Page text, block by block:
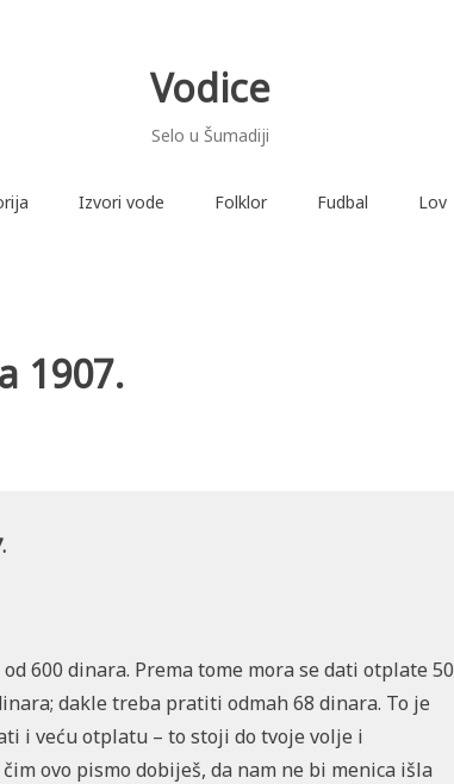
Vodice
Selo u Šumadiji
Izvori vode Folklor Fudbal Lov
1907.
600 dinara. Prema tome mora se dati otplate 50
dakle treba pratiti odmah 68 dinara. To je
i veću otplatu – to stoji do tvoje volje i
ovo pismo dobiješ, da nam ne bi menica išla